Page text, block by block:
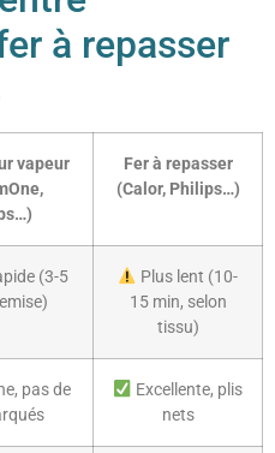
à repasser
vapeur
Fer à repasser
(Calor, Philips…)
(3-5
Plus lent (10-
15 min, selon
tissu)
pas de
Excellente, plis
nets